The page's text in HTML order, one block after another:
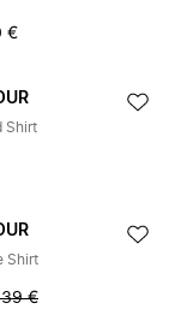
€
Shirt
Shirt
€